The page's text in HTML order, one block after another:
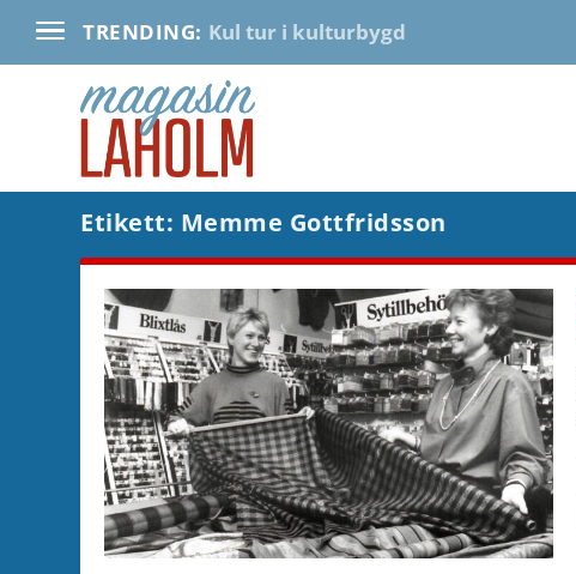
TRENDING: Kul tur i kulturbygd
Etikett: Memme Gottfridsson